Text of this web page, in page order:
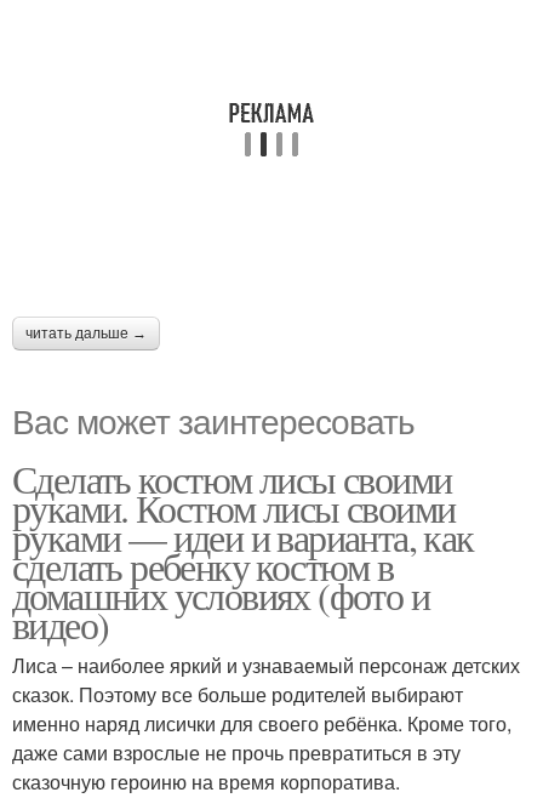
читать дальше →
Вас может заинтересовать
Сделать костюм лисы своими
руками. Костюм лисы своими
руками — идеи и варианта, как
сделать ребенку костюм в
домашних условиях (фото и
видео)
Лиса – наиболее яркий и узнаваемый персонаж детских
сказок. Поэтому все больше родителей выбирают
именно наряд лисички для своего ребёнка. Кроме того,
даже сами взрослые не прочь превратиться в эту
сказочную героиню на время корпоратива.